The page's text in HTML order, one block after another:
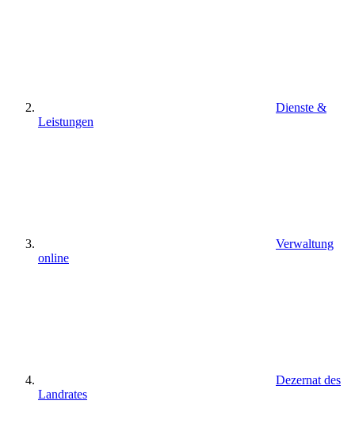
Dienste &
Leistungen
Verwaltung
online
Dezernat des
Landrates